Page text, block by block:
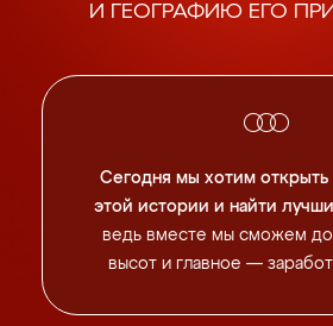
И ГЕОГРАФИЮ ЕГО
Сегодня мы хотим открыть
этой истории и найти
ведь вместе мы сможем
высот и главное —